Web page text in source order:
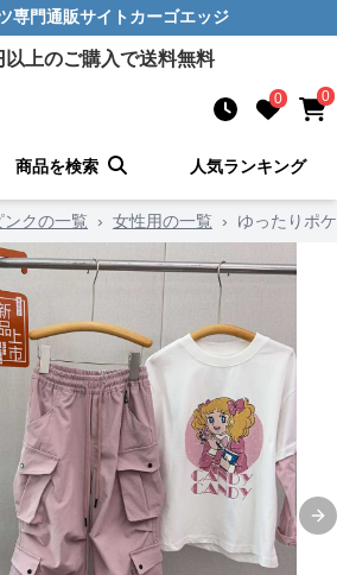
専門通販サイト カーゴエッジ
以上のご購入で送料無料
0 0
商品を検索 人気ランキング
ンクの一覧 › 女性用の一覧 › ゆったりポ